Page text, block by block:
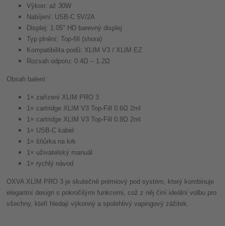
Výkon: až 30W
Nabíjení: USB-C 5V/2A
Displej: 1.05" HD barevný displej
Typ plnění: Top-fill (shora)
Kompatibilita podů: XLIM V3 / XLIM EZ
Rozsah odporu: 0.4Ω – 1.2Ω
Obsah balení:
1× zařízení XLIM PRO 3
1× cartridge XLIM V3 Top-Fill 0.6Ω 2ml
1× cartridge XLIM V3 Top-Fill 0.8Ω 2ml
1× USB-C kabel
1× šňůrka na krk
1× uživatelský manuál
1× rychlý návod
OXVA XLIM PRO 3 je skutečně prémiový pod systém, který kombinuje
elegantní design s pokročilými funkcemi, což z něj činí ideální volbu pro
všechny, kteří hledají výkonný a spolehlivý vapingový zážitek.